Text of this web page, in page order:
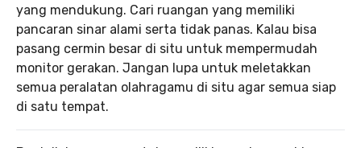
yang mendukung. Cari ruangan yang memiliki
pancaran sinar alami serta tidak panas. Kalau bisa
pasang cermin besar di situ untuk mempermudah
monitor gerakan. Jangan lupa untuk meletakkan
semua peralatan olahragamu di situ agar semua siap
di satu tempat.